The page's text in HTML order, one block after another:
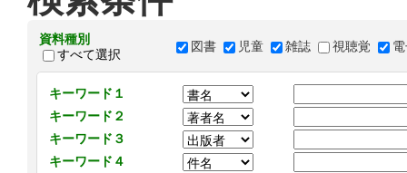
資料種別
すべて選択
図書 児童 雑誌 視聴覚
キーワード１
キーワード２
キーワード３
キーワード４